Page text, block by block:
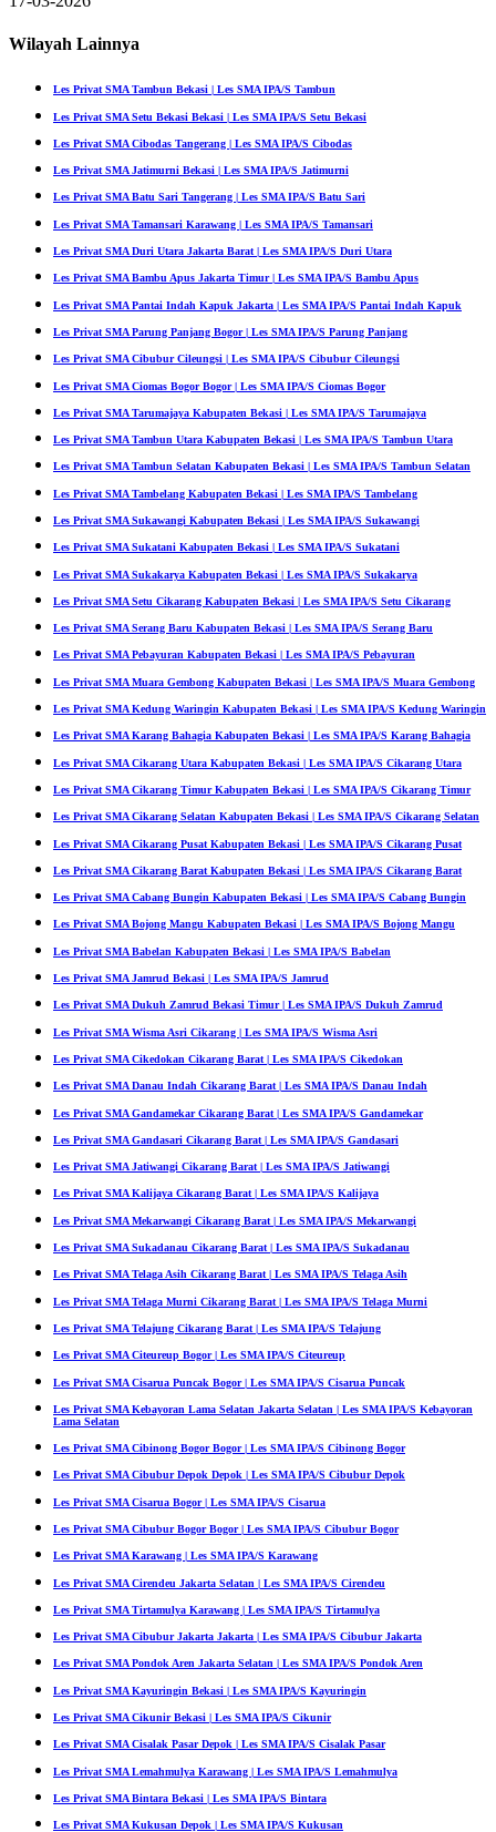
Wilayah Lainnya
Les Privat SMA Tambun Bekasi | Les SMA IPA/S Tambun
Les Privat SMA Setu Bekasi Bekasi | Les SMA IPA/S Setu Bekasi
Les Privat SMA Cibodas Tangerang | Les SMA IPA/S Cibodas
Les Privat SMA Jatimurni Bekasi | Les SMA IPA/S Jatimurni
Les Privat SMA Batu Sari Tangerang | Les SMA IPA/S Batu Sari
Les Privat SMA Tamansari Karawang | Les SMA IPA/S Tamansari
Les Privat SMA Duri Utara Jakarta Barat | Les SMA IPA/S Duri Utara
Les Privat SMA Bambu Apus Jakarta Timur | Les SMA IPA/S Bambu Apus
Les Privat SMA Pantai Indah Kapuk Jakarta | Les SMA IPA/S Pantai Indah Kapuk
Les Privat SMA Parung Panjang Bogor | Les SMA IPA/S Parung Panjang
Les Privat SMA Cibubur Cileungsi | Les SMA IPA/S Cibubur Cileungsi
Les Privat SMA Ciomas Bogor Bogor | Les SMA IPA/S Ciomas Bogor
Les Privat SMA Tarumajaya Kabupaten Bekasi | Les SMA IPA/S Tarumajaya
Les Privat SMA Tambun Utara Kabupaten Bekasi | Les SMA IPA/S Tambun Utara
Les Privat SMA Tambun Selatan Kabupaten Bekasi | Les SMA IPA/S Tambun Selatan
Les Privat SMA Tambelang Kabupaten Bekasi | Les SMA IPA/S Tambelang
Les Privat SMA Sukawangi Kabupaten Bekasi | Les SMA IPA/S Sukawangi
Les Privat SMA Sukatani Kabupaten Bekasi | Les SMA IPA/S Sukatani
Les Privat SMA Sukakarya Kabupaten Bekasi | Les SMA IPA/S Sukakarya
Les Privat SMA Setu Cikarang Kabupaten Bekasi | Les SMA IPA/S Setu Cikarang
Les Privat SMA Serang Baru Kabupaten Bekasi | Les SMA IPA/S Serang Baru
Les Privat SMA Pebayuran Kabupaten Bekasi | Les SMA IPA/S Pebayuran
Les Privat SMA Muara Gembong Kabupaten Bekasi | Les SMA IPA/S Muara Gembong
Les Privat SMA Kedung Waringin Kabupaten Bekasi | Les SMA IPA/S Kedung Waringin
Les Privat SMA Karang Bahagia Kabupaten Bekasi | Les SMA IPA/S Karang Bahagia
Les Privat SMA Cikarang Utara Kabupaten Bekasi | Les SMA IPA/S Cikarang Utara
Les Privat SMA Cikarang Timur Kabupaten Bekasi | Les SMA IPA/S Cikarang Timur
Les Privat SMA Cikarang Selatan Kabupaten Bekasi | Les SMA IPA/S Cikarang Selatan
Les Privat SMA Cikarang Pusat Kabupaten Bekasi | Les SMA IPA/S Cikarang Pusat
Les Privat SMA Cikarang Barat Kabupaten Bekasi | Les SMA IPA/S Cikarang Barat
Les Privat SMA Cabang Bungin Kabupaten Bekasi | Les SMA IPA/S Cabang Bungin
Les Privat SMA Bojong Mangu Kabupaten Bekasi | Les SMA IPA/S Bojong Mangu
Les Privat SMA Babelan Kabupaten Bekasi | Les SMA IPA/S Babelan
Les Privat SMA Jamrud Bekasi | Les SMA IPA/S Jamrud
Les Privat SMA Dukuh Zamrud Bekasi Timur | Les SMA IPA/S Dukuh Zamrud
Les Privat SMA Wisma Asri Cikarang | Les SMA IPA/S Wisma Asri
Les Privat SMA Cikedokan Cikarang Barat | Les SMA IPA/S Cikedokan
Les Privat SMA Danau Indah Cikarang Barat | Les SMA IPA/S Danau Indah
Les Privat SMA Gandamekar Cikarang Barat | Les SMA IPA/S Gandamekar
Les Privat SMA Gandasari Cikarang Barat | Les SMA IPA/S Gandasari
Les Privat SMA Jatiwangi Cikarang Barat | Les SMA IPA/S Jatiwangi
Les Privat SMA Kalijaya Cikarang Barat | Les SMA IPA/S Kalijaya
Les Privat SMA Mekarwangi Cikarang Barat | Les SMA IPA/S Mekarwangi
Les Privat SMA Sukadanau Cikarang Barat | Les SMA IPA/S Sukadanau
Les Privat SMA Telaga Asih Cikarang Barat | Les SMA IPA/S Telaga Asih
Les Privat SMA Telaga Murni Cikarang Barat | Les SMA IPA/S Telaga Murni
Les Privat SMA Telajung Cikarang Barat | Les SMA IPA/S Telajung
Les Privat SMA Citeureup Bogor | Les SMA IPA/S Citeureup
Les Privat SMA Cisarua Puncak Bogor | Les SMA IPA/S Cisarua Puncak
Les Privat SMA Kebayoran Lama Selatan Jakarta Selatan | Les SMA IPA/S Kebayoran
Lama Selatan
Les Privat SMA Cibinong Bogor Bogor | Les SMA IPA/S Cibinong Bogor
Les Privat SMA Cibubur Depok Depok | Les SMA IPA/S Cibubur Depok
Les Privat SMA Cisarua Bogor | Les SMA IPA/S Cisarua
Les Privat SMA Cibubur Bogor Bogor | Les SMA IPA/S Cibubur Bogor
Les Privat SMA Karawang | Les SMA IPA/S Karawang
Les Privat SMA Cirendeu Jakarta Selatan | Les SMA IPA/S Cirendeu
Les Privat SMA Tirtamulya Karawang | Les SMA IPA/S Tirtamulya
Les Privat SMA Cibubur Jakarta Jakarta | Les SMA IPA/S Cibubur Jakarta
Les Privat SMA Pondok Aren Jakarta Selatan | Les SMA IPA/S Pondok Aren
Les Privat SMA Kayuringin Bekasi | Les SMA IPA/S Kayuringin
Les Privat SMA Cikunir Bekasi | Les SMA IPA/S Cikunir
Les Privat SMA Cisalak Pasar Depok | Les SMA IPA/S Cisalak Pasar
Les Privat SMA Lemahmulya Karawang | Les SMA IPA/S Lemahmulya
Les Privat SMA Bintara Bekasi | Les SMA IPA/S Bintara
Les Privat SMA Kukusan Depok | Les SMA IPA/S Kukusan